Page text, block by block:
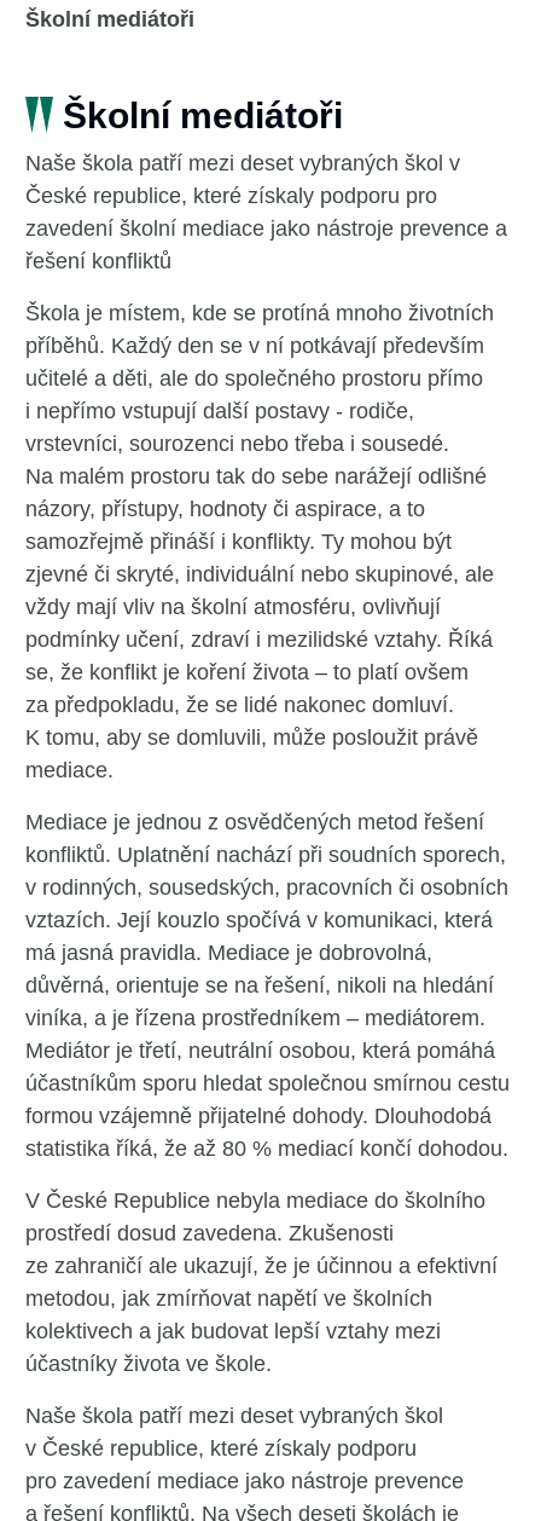
Školní mediátoři
Školní mediátoři
Naše škola patří mezi deset vybraných škol v
České republice, které získaly podporu pro
zavedení školní mediace jako nástroje prevence a
řešení konfliktů
Škola je místem, kde se protíná mnoho životních
příběhů. Každý den se v ní potkávají především
učitelé a děti, ale do společného prostoru přímo
i nepřímo vstupují další postavy - rodiče,
vrstevníci, sourozenci nebo třeba i sousedé.
Na malém prostoru tak do sebe narážejí odlišné
názory, přístupy, hodnoty či aspirace, a to
samozřejmě přináší i konflikty. Ty mohou být
zjevné či skryté, individuální nebo skupinové, ale
vždy mají vliv na školní atmosféru, ovlivňují
podmínky učení, zdraví i mezilidské vztahy. Říká
se, že konflikt je koření života – to platí ovšem
za předpokladu, že se lidé nakonec domluví.
K tomu, aby se domluvili, může posloužit právě
mediace.
Mediace je jednou z osvědčených metod řešení
konfliktů. Uplatnění nachází při soudních sporech,
v rodinných, sousedských, pracovních či osobních
vztazích. Její kouzlo spočívá v komunikaci, která
má jasná pravidla. Mediace je dobrovolná,
důvěrná, orientuje se na řešení, nikoli na hledání
viníka, a je řízena prostředníkem – mediátorem.
Mediátor je třetí, neutrální osobou, která pomáhá
účastníkům sporu hledat společnou smírnou cestu
formou vzájemně přijatelné dohody. Dlouhodobá
statistika říká, že až 80 % mediací končí dohodou.
V České Republice nebyla mediace do školního
prostředí dosud zavedena. Zkušenosti
ze zahraničí ale ukazují, že je účinnou a efektivní
metodou, jak zmírňovat napětí ve školních
kolektivech a jak budovat lepší vztahy mezi
účastníky života ve škole.
Naše škola patří mezi deset vybraných škol
v České republice, které získaly podporu
pro zavedení mediace jako nástroje prevence
a řešení konfliktů. Na všech deseti školách je